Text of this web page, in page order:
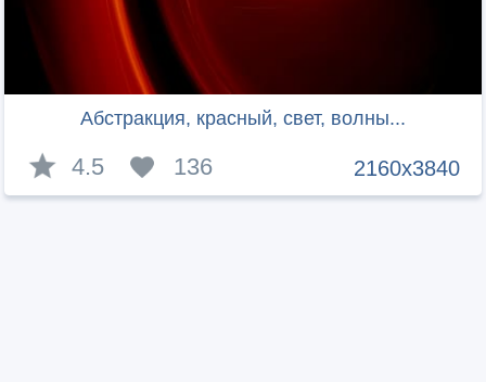
Абстракция, красный, свет, волны...
2160x3840
4.5 136